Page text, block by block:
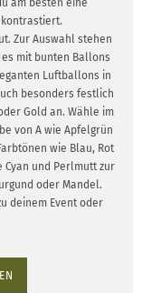
am besten eine
Zur Auswahl stehen
mit bunten Ballons
Luftballons in
besonders festlich
Gold an. Wähle im
von A wie Apfelgrün
wie Blau, Rot
und Perlmutt zur
oder Mandel.
deinem Event oder